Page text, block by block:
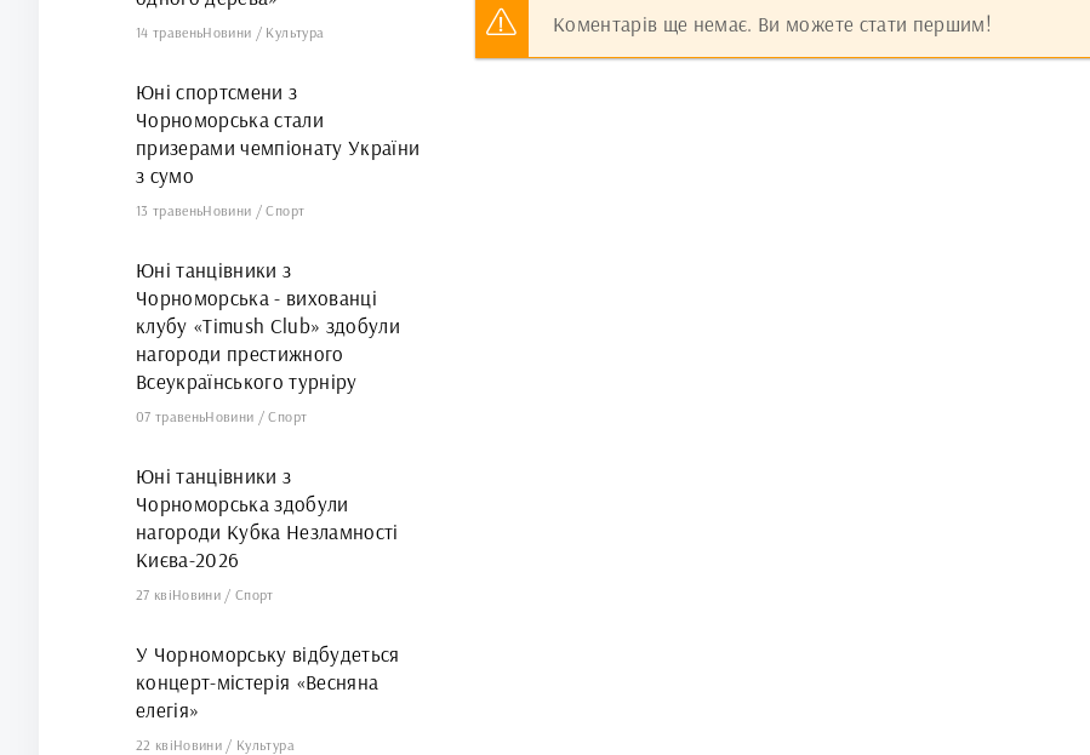
Коментарів ще немає. Ви можете стати першим!
14 травеньНовини / Культура
Юні спортсмени з
Чорноморська стали
призерами чемпіонату України
з сумо
13 травеньНовини /Спорт
Юні танцівники з
Чорноморська - вихованці
клубу «Timush Club» здобули
нагороди престижного
Всеукраїнського турніру
07 травеньНовини /Спорт
Юні танцівники з
Чорноморська здобули
нагороди Кубка Незламності
Києва-2026
27 квіНовини /Спорт
У Чорноморську відбудеться
концерт-містерія «Весняна
елегія»
22 квіНовини / Культура